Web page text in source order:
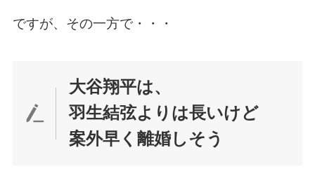
ですが、その一方で・・・
大谷翔平は、
羽生結弦よりは長いけど
案外早く離婚しそう